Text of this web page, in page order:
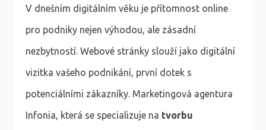
V dnešním digitálním věku je přítomnost online
pro podniky nejen výhodou, ale zásadní
nezbytností. Webové stránky slouží jako digitální
vizitka vašeho podnikání, první dotek s
potenciálními zákazníky. Marketingová agentura
Infonia, která se specializuje na tvorbu